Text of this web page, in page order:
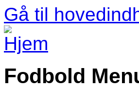
Gå til
Fodbold